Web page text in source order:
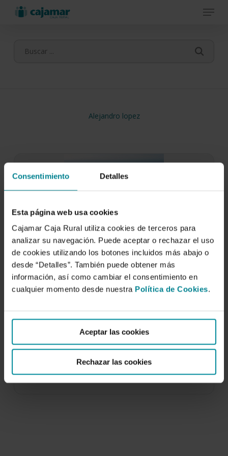
Consentimiento Detalles
Esta página web usa cookies
Cajamar Caja Rural utiliza cookies de terceros para
analizar su navegación. Puede aceptar o rechazar el uso
de cookies utilizando los botones incluidos más abajo o
desde “Detalles”. También puede obtener más
información, así como cambiar el consentimiento en
cualquier momento desde nuestra Política de Cookies.
Aceptar las cookies
Rechazar las cookies
Menu
Alejandro lopez
comprehensive techno-economic
10 de marzo de 2016
One of the key objectives laid out by the Cajamar
Chair of Economics and Agri-food…